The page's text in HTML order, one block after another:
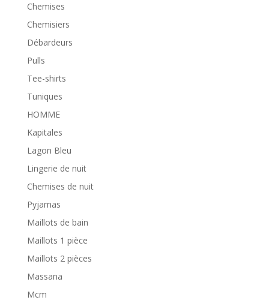
Chemises
Chemisiers
Débardeurs
Pulls
Tee-shirts
Tuniques
HOMME
Kapitales
Lagon Bleu
Lingerie de nuit
Chemises de nuit
Pyjamas
Maillots de bain
Maillots 1 pièce
Maillots 2 pièces
Massana
Mcm